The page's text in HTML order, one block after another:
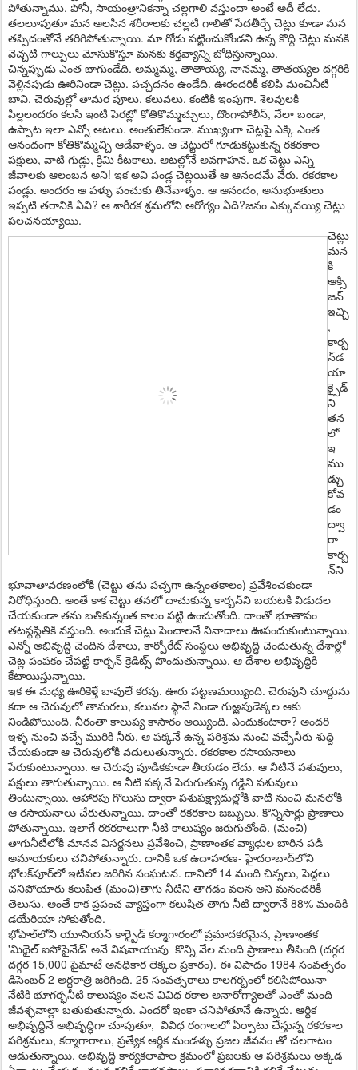
పోతున్నాము. పోనీ, సాయంత్రానికన్నా చల్లగాలి వస్తుందా అంటే అదీ లేదు.
తలలూపుతూ మన అలసిన శరీరాలకు చల్లటి గాలితో సేదతీర్చే చెట్లు కూడా మన
తప్పిదంతోనే తరిగిపోతున్నాయి. మా గోడు పట్టించుకోండని ఉన్న కొద్ది చెట్లు మనకి
వెచ్చటి గాల్పులు మోసుకొస్తూ మనకు కర్తవ్యాన్ని బోధిస్తున్నాయి.
చిన్నప్పుడు ఎంత బాగుండేది. అమ్మమ్మ, తాతాయ్య, నానమ్మ, తాతయ్యల దగ్గరికి
వెళ్లినపుడు ఊరినిండా చెట్లు. పచ్చదనం ఉండేది. ఊరందరికీ కలిపి మంచినీటి
బావి. చెరువుల్లో తామర పూలు. కలువలు. కంటికి ఇంపుగా. శెలవులకి
పిల్లలందరం కలసి ఇంటి పెరట్లో కోతికొమ్మచ్చులు, దొంగాపోలీస్‌, నేలా బండా,
ఉప్పాట ఇలా ఎన్నో ఆటలు. అంతులేకుండా. ముఖ్యంగా చెట్లపై ఎక్కి ఎంత
ఆనందంగా కోతికొమ్మచ్చి ఆడేవాళ్ళం. ఆ చెట్టులో గూడుకట్టుకున్న రకరకాల
పక్షులు, వాటి గుడ్లు, క్రిమి కీటకాలు. ఆటల్లోనే అవగాహన. ఒక చెట్టు ఎన్ని
జీవాలకు ఆలంబన అని! ఇక అవి పండ్ల చెట్లయితే ఆ ఆనందమే వేరు. రకరకాల
పండ్లు. అందరం ఆ పళ్ళు పంచుకు తినేవాళ్ళం. ఆ ఆనందం, అనుభూతులు
ఇప్పటి తరానికి ఏవి? ఆ శారీరక శ్రమలోని ఆరోగ్యం ఏది?జనం ఎక్కువయ్యి చెట్లు
పలచనయ్యాయి.
చెట్లు
మన
కి
ఆక్సి
జన్‌
ఇచ్చి
,
కార్బ
న్‌డ
యా
క్సైడ్‌
ని
తన
లో
ఇ
ము
డ్చు
కోవ
డం
ద్వా
రా
కార్బ
న్‌ని
భూవాతావరణంలోకి (చెట్టు తను పచ్చగా ఉన్నంతకాలం) ప్రవేశించకుండా
నిరోధిస్తుంది. అంతే కాక చెట్టు తనలో దాచుకున్న కార్బన్‌ని బయటకి విడుదల
చేయకుండా తను బతికున్నంత కాలం పట్టి ఉంచుతోంది. దాంతో భూతాపం
తటస్థస్థితికి వస్తుంది. అందుకే చెట్లు పెంచాలనే నినాదాలు ఊపందుకుంటున్నాయి.
ఎన్నో అభివృద్ధి చెందిన దేశాలు, కార్పోరేట్‌ సంస్థలు అభివృద్ధి చెందుతున్న దేశాల్లో
చెట్ల పంపకం చేపట్టి కార్బన్‌ క్రెడిట్స్ పొందుతున్నాయి. ఆ దేశాల అభివృద్ధికి
కేటాయిస్తున్నాయి.
ఇక ఈ మధ్య ఊరికెళ్తే బావులే కరవు. ఊరు పట్టణమయ్యింది. చెరువుని చూద్దును
కదా ఆ చెరువులో తామరలు, కలువల స్థానే నిండా గుఱ్ఱపుడెక్కల ఆకు
నిండిపోయింది. నీరంతా కాలుష్య కాసారం అయ్యింది. ఎందుకంటారా? అందరి
ఇళ్ళ నుంచి వచ్చే మురికి నీరు, ఆ పక్కనే ఉన్న పరిశ్రమ నుంచి వచ్చేనీరు శుద్ది
చేయకుండా ఆ చెరువులోకి వదులుతున్నారు. రకరకాల రసాయనాలు
పేరుకుంటున్నాయి. ఆ చెరువు పూడికకూడా తీయడం లేదు. ఆ నీటినే పశువులు,
పక్షులు తాగుతున్నాయి. ఆ నీటి పక్కనే పెరుగుతున్న గడ్డిని పశువులు
తింటున్నాయి. ఆహారపు గొలుసు ద్వారా పశుపక్ష్యాదుల్లోకి వాటి నుంచి మనలోకి
ఆ రసాయనాలు చేరుతున్నాయి. దాంతో రకరకాల జబ్బులు. కొన్నిసార్లు ప్రాణాలు
పోతున్నాయి. ఇలాగే రకరకాలుగా నీటి కాలుష్యం జరుగుతోంది. (మంచి)
తాగునీటిలోకి మానవ విసర్జనలు ప్రవేశించి, ప్రాణాంతక వ్యాధుల బారిన పడి
అమాయకులు చనిపోతున్నారు. దానికి ఒక ఉదాహరణ- హైదరాబాద్‌లోని
భోలక్‌పూర్‌లో ఇటీవల జరిగిన సంఘటన. దానిలో 14 మంది చిన్నలు, పెద్దలు
చనిపోయారు కలుషిత (మంచి)తాగు నీటిని తాగడం వలన అని మనందరికీ
తెలుసు. అంతే కాక ప్రపంచ వ్యాప్తంగా కలుషిత తాగు నీటి ద్వారానే 88% మందికి
డయేరియా సోకుతోంది.
భోపాల్‌లోని యూనియన్‌ కార్బైడ్‌ కర్మాగారంలో ప్రమాదకరమైన, ప్రాణాంతక
'మిథైల్‌ ఐసోసైనేడ్‌' అనే విషవాయువు కొన్ని వేల మంది ప్రాణాలు తీసింది (దగ్గర
దగ్గర 15,000 పైమాటే అనధికార లెక్కల ప్రకారం). ఈ విషాదం 1984 సంవత్సరం
డిసెంబర్‌ 2 అర్ధరాత్రి జరిగింది. 25 సంవత్సరాలు కాలగర్భంలో కలిసిపోయినా
నేటికి భూగర్భనీటి కాలుష్యం వలన వివిధ రకాల అనారోగ్యాలతో ఎంతో మంది
జీవశ్ఛవాల్లా బతుకుతున్నారు. ఎందరో ఇంకా చనిపోతూనే ఉన్నారు. ఆర్థిక
అభివృద్ధినే అభివృద్ధిగా చూపుతూ, వివిధ రంగాలలో ఏర్పాటు చేస్తున్న రకరకాల
పరిశ్రమలు, కర్మాగారాలు, ప్రత్యేక ఆర్థిక మండళ్ళు ప్రజల జీవనం తో చలగాటం
ఆడుతున్నాయి. అభివృద్ధి కార్యకలాపాల క్రమంలో ప్రజలకు ఆ పరిశ్రమలు అక్కడ